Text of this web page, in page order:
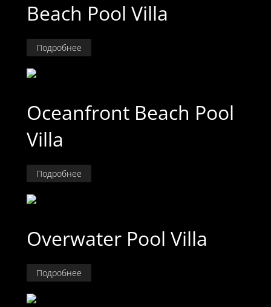
Beach Pool Villa
Подробнее
Oceanfront Beach Pool
Villa
Подробнее
Overwater Pool Villa
Подробнее